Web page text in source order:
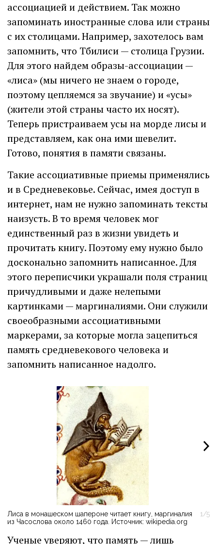
ассоциацией и действием. Так можно
запоминать иностранные слова или страны
с их столицами. Например, захотелось вам
запомнить, что Тбилиси — столица Грузии.
Для этого найдем образы-ассоциации —
«лиса» (мы ничего не знаем о городе,
поэтому цепляемся за звучание) и «усы»
(жители этой страны часто их носят).
Теперь пристраиваем усы на морде лисы и
представляем, как она ими шевелит.
Готово, понятия в памяти связаны.
Такие ассоциативные приемы применялись
и в Средневековье. Сейчас, имея доступ в
интернет, нам не нужно запоминать тексты
наизусть. В то время человек мог
единственный раз в жизни увидеть и
прочитать книгу. Поэтому ему нужно было
досконально запомнить написанное. Для
этого переписчики украшали поля страниц
причудливыми и даже нелепыми
картинками — маргиналиями. Они служили
своеобразными ассоциативными
маркерами, за которые могла зацепиться
память средневекового человека и
запомнить написанное надолго.
Лиса в монашеском шапероне читает книгу, маргиналия
из Часослова около 1460 года. Источник: wikipedia.org
1/5
Ученые уверяют, что память — лишь